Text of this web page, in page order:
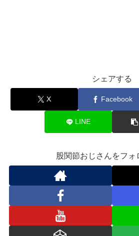
シェアする
X Facebook
LINE
股関節おじさんをフォ